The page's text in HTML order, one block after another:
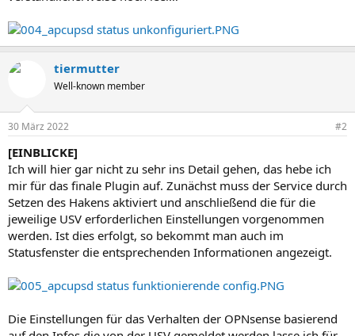
tiermutter
Well-known member
30 März 2022 #2
[EINBLICKE]
Ich will hier gar nicht zu sehr ins Detail gehen, das hebe ich
mir für das finale Plugin auf. Zunächst muss der Service durch
Setzen des Hakens aktiviert und anschließend die für die
jeweilige USV erforderlichen Einstellungen vorgenommen
werden. Ist dies erfolgt, so bekommt man auch im
Statusfenster die entsprechenden Informationen angezeigt.
Die Einstellungen für das Verhalten der OPNsense basierend